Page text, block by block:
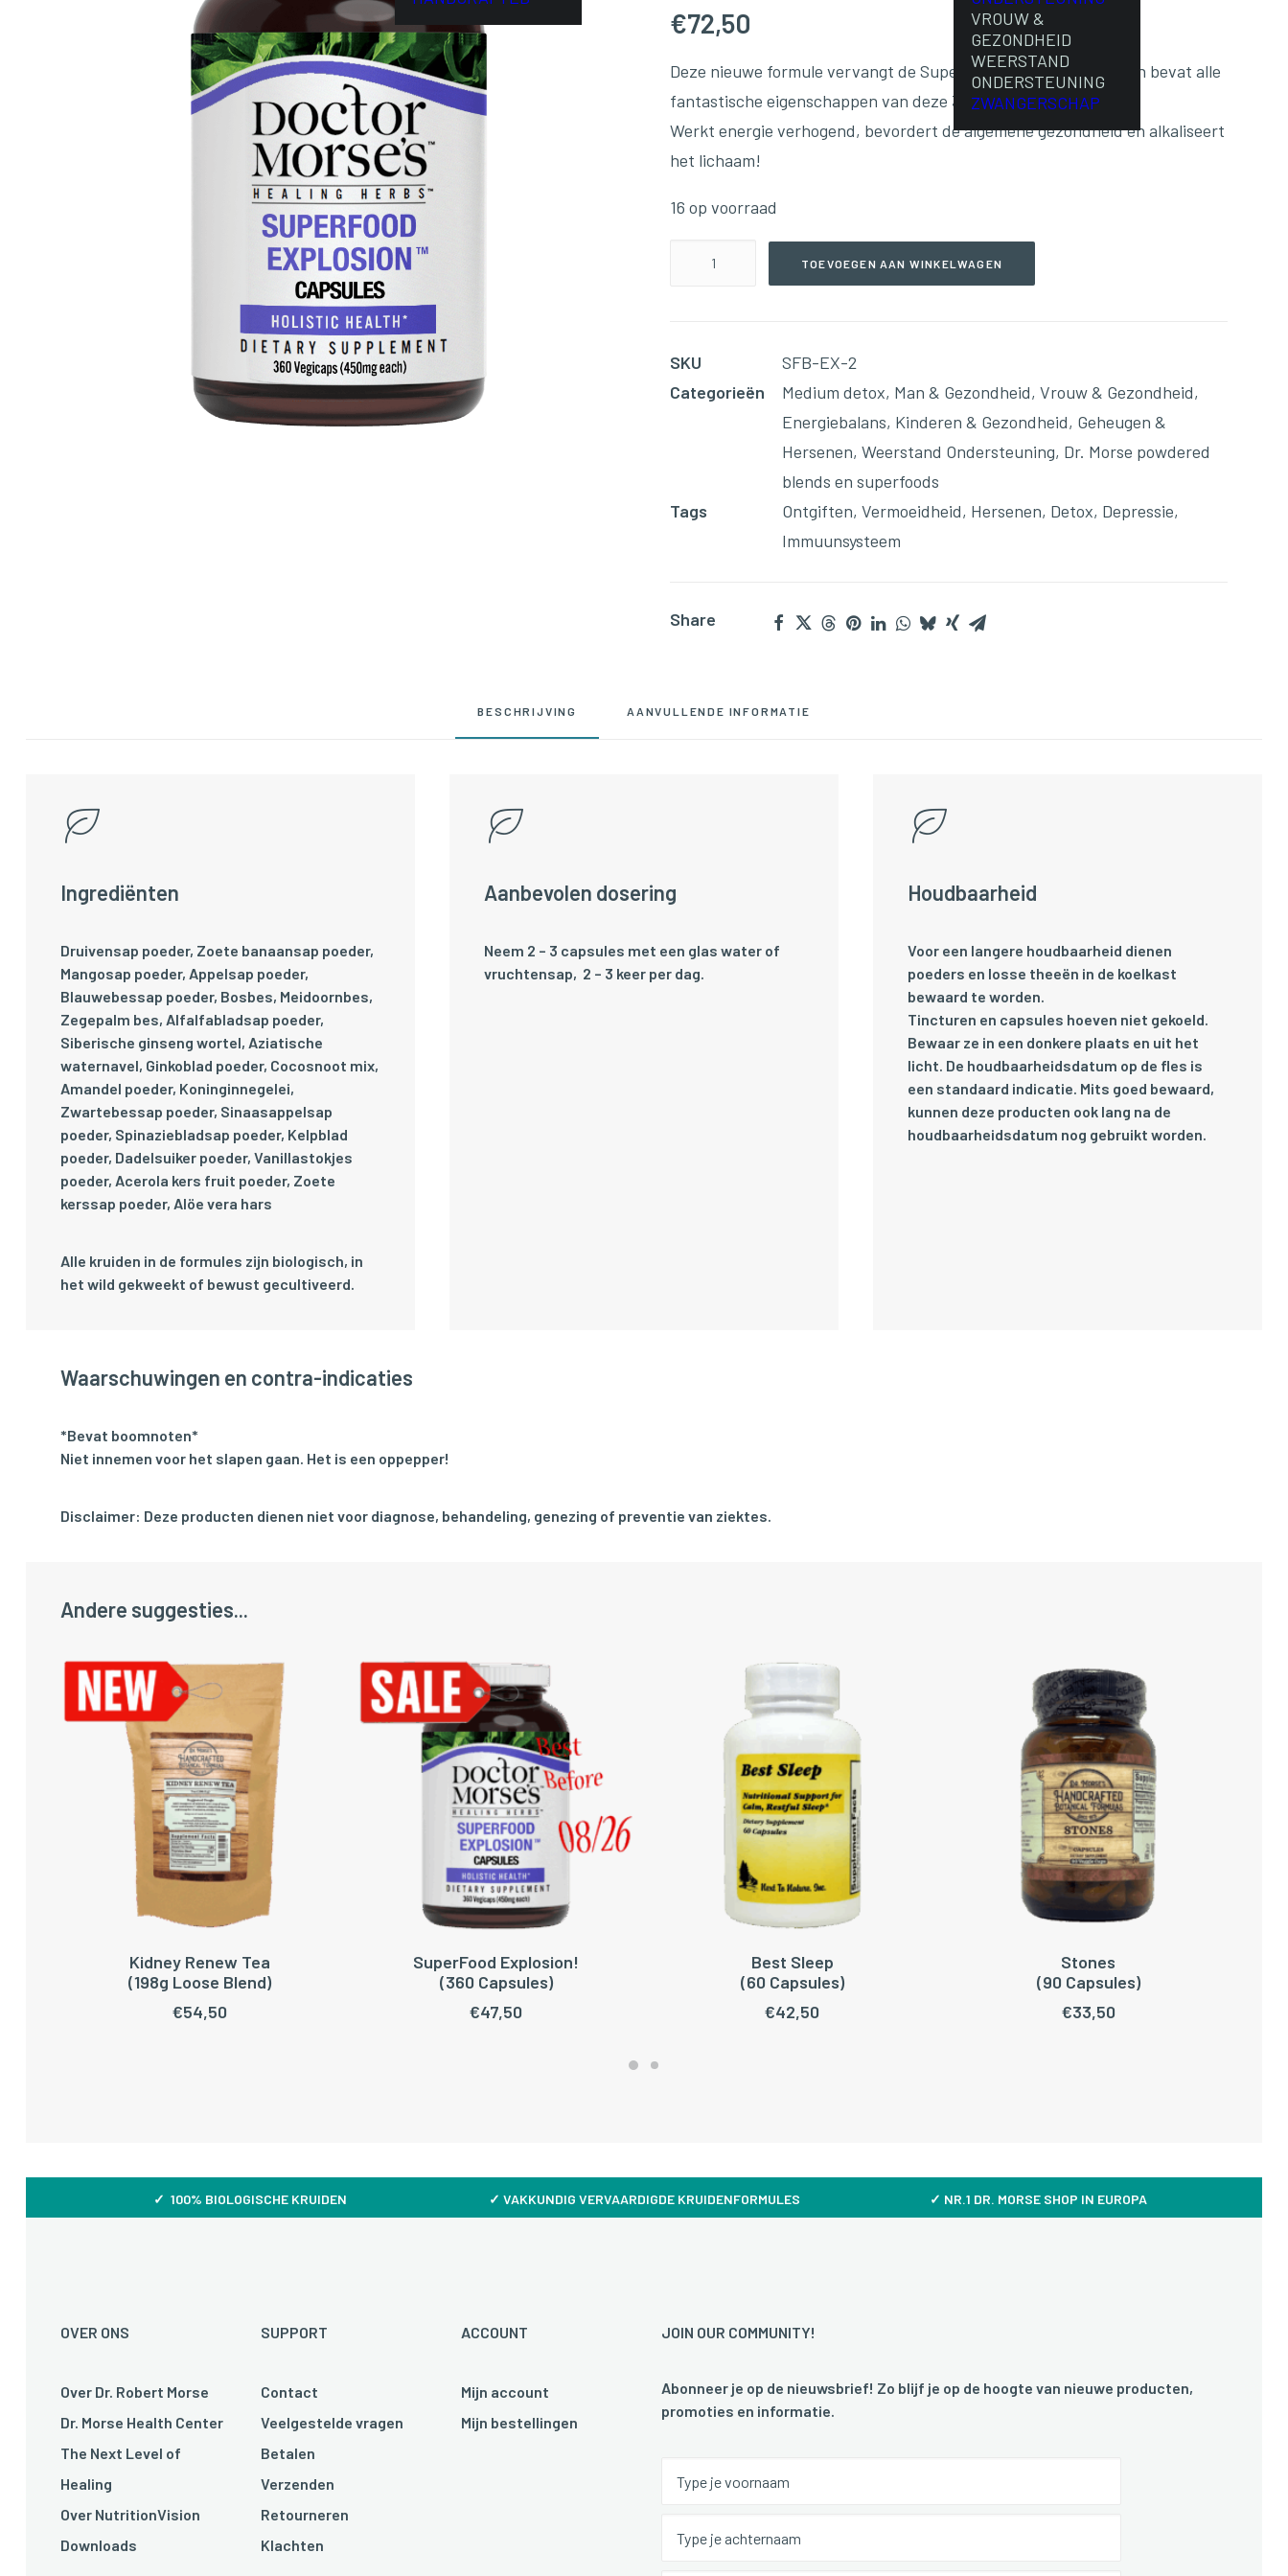
VROUW &
GEZONDHEID
WEERSTAND
ONDERSTEUNING
ZWANGERSCHAP
€72,50
Deze nieuwe formule vervangt de Super Food Blends 1, 2 en 3, en bevat alle
fantastische eigenschappen van deze 3 krachtige formules.
Werkt energie verhogend, bevordert de algemene gezondheid en alkaliseert
het lichaam!
16 op voorraad
aantal
TOEVOEGEN AAN WINKELWAGEN
SKU
SFB-EX-2
Categorieën
Medium detox, Man & Gezondheid, Vrouw & Gezondheid,
Energiebalans, Kinderen & Gezondheid, Geheugen &
Hersenen, Weerstand Ondersteuning, Dr. Morse powdered
blends en superfoods
Tags
Ontgiften, Vermoeidheid, Hersenen, Detox, Depressie,
Immuunsysteem
Share
BESCHRIJVING AANVULLENDE INFORMATIE
Ingrediënten
Druivensap poeder, Zoete banaansap poeder,
Mangosap poeder, Appelsap poeder,
Blauwebessap poeder, Bosbes, Meidoornbes,
Zegepalm bes, Alfalfabladsap poeder,
Siberische ginseng wortel, Aziatische
waternavel, Ginkoblad poeder, Cocosnoot mix,
Amandel poeder, Koninginnegelei,
Zwartebessap poeder, Sinaasappelsap
poeder, Spinaziebladsap poeder, Kelpblad
poeder, Dadelsuiker poeder, Vanillastokjes
poeder, Acerola kers fruit poeder, Zoete
kerssap poeder, Alöe vera hars
Alle kruiden in de formules zijn biologisch, in
het wild gekweekt of bewust gecultiveerd.
Aanbevolen dosering
Neem 2 – 3 capsules met een glas water of
vruchtensap, 2 – 3 keer per dag.
Houdbaarheid
Voor een langere houdbaarheid dienen
poeders en losse theeën in de koelkast
bewaard te worden.
Tincturen en capsules hoeven niet gekoeld.
Bewaar ze in een donkere plaats en uit het
licht. De houdbaarheidsdatum op de fles is
een standaard indicatie. Mits goed bewaard,
kunnen deze producten ook lang na de
houdbaarheidsdatum nog gebruikt worden.
Waarschuwingen en contra-indicaties
*Bevat boomnoten*
Niet innemen voor het slapen gaan. Het is een oppepper!
Disclaimer: Deze producten dienen niet voor diagnose, behandeling, genezing of preventie van ziektes.
Andere suggesties...
TOEVOEGEN AAN WINKELWAGEN
Kidney Renew Tea
(198g Loose Blend)
€54,50
TOEVOEGEN AAN WINKELWAGEN
SuperFood Explosion!
(360 Capsules)
€47,50
LEES VERDER
Best Sleep
(60 Capsules)
€42,50
TOEVOEGEN AAN WINKELWAGEN
Stones
(90 Capsules)
€33,50
✓ 100% BIOLOGISCHE KRUIDEN ✓ VAKKUNDIG VERVAARDIGDE KRUIDENFORMULES ✓ NR.1 DR. MORSE SHOP IN EUROPA
OVER ONS
Over Dr. Robert Morse
Dr. Morse Health Center
The Next Level of
Healing
Over NutritionVision
Downloads
SUPPORT
Contact
Veelgestelde vragen
Betalen
Verzenden
Retourneren
Klachten
ACCOUNT
Mijn account
Mijn bestellingen
JOIN OUR COMMUNITY!
Abonneer je op de nieuwsbrief! Zo blijf je op de hoogte van nieuwe producten,
promoties en informatie.